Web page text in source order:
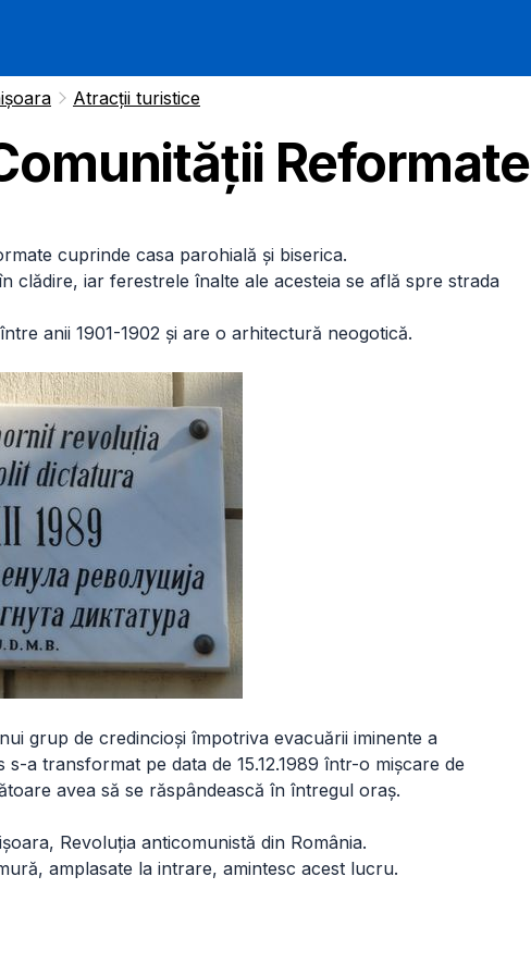
Atracții turistice
Reformate
cuprinde casa parohială şi biserica.
clădire, iar ferestrele înalte ale acesteia se află spre strada
anii 1901-1902 și are o arhitectură neogotică.
grup de credincioşi împotriva evacuării iminente a
a transformat pe data de 15.12.1989 într-o mişcare de
avea să se răspândească în întregul oraş.
Revoluţia anticomunistă din România.
amplasate la intrare, amintesc acest lucru.